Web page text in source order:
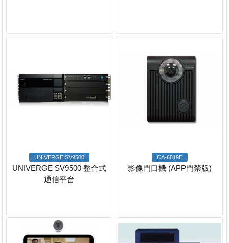
UNIVERGE SV9500
UNIVERGE SV9500 整合式
通信平台
CA-6819E
影像門口機 (APP門禁版)